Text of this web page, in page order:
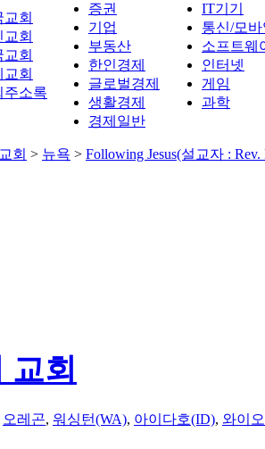
교회
교회
교회
회
주소록
증권
기업
부동산
한인경제
글로벌경제
생활경제
경제일반
IT기기
통신/모
소프트웨
인터넷
게임
과학
회 > 뉴욕 > Following Jesus(설교자 : Rev.
교회
오레곤, 워싱턴(WA), 아이다호(ID), 와이